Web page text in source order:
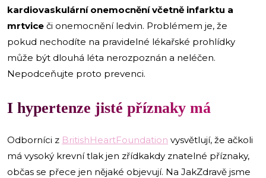
kardiovaskulární onemocnění včetně infarktu a
mrtvice či onemocnění ledvin. Problémem je, že
pokud nechodíte na pravidelné lékařské prohlídky
může být dlouhá léta nerozpoznán a neléčen.
Nepodceňujte proto prevenci.
I hypertenze jisté příznaky má
Odborníci z BritishHeartFoundation vysvětlují, že ačkoli
má vysoký krevní tlak jen zřídkakdy znatelné příznaky,
občas se přece jen nějaké objevují. Na JakZdravě jsme